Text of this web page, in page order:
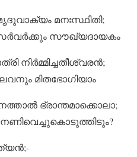
മനഃസ്ഥിതി;
സൗഖ്യദായകം
നിർമ്മിച്ചതീശ്വരൻ;
മിതഭോഗിയാം
ഭ്രാന്തമാക്കൊലാ;